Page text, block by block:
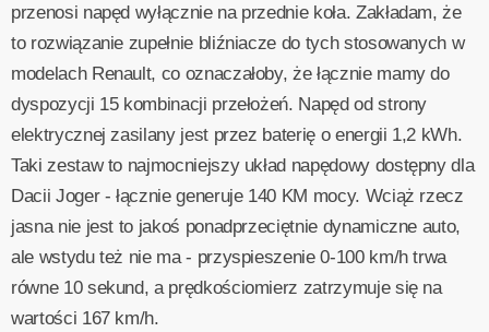
przenosi napęd wyłącznie na przednie koła. Zakładam, że
to rozwiązanie zupełnie bliźniacze do tych stosowanych w
modelach Renault, co oznaczałoby, że łącznie mamy do
dyspozycji 15 kombinacji przełożeń. Napęd od strony
elektrycznej zasilany jest przez baterię o energii 1,2 kWh.
Taki zestaw to najmocniejszy układ napędowy dostępny dla
Dacii Joger - łącznie generuje 140 KM mocy. Wciąż rzecz
jasna nie jest to jakoś ponadprzeciętnie dynamiczne auto,
ale wstydu też nie ma - przyspieszenie 0-100 km/h trwa
równe 10 sekund, a prędkościomierz zatrzymuje się na
wartości 167 km/h.